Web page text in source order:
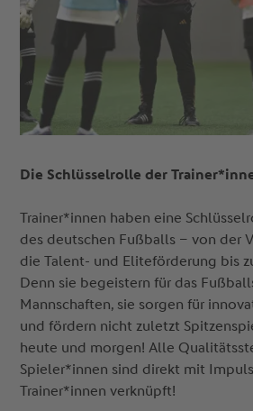
Die Schlüsselrolle der
Trainer*innen haben eine
des deutschen Fußballs – von der
die Talent- und Eliteförderung bis
Denn sie begeistern für das
Mannschaften, sie sorgen für
und fördern nicht zuletzt
heute und morgen! Alle
Spieler*innen sind direkt mit
Trainer*innen verknüpft!